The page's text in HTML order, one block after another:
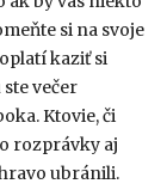
si na svoje
kaziť si
večer
Ktovie, či
rozprávky aj
ubránili.